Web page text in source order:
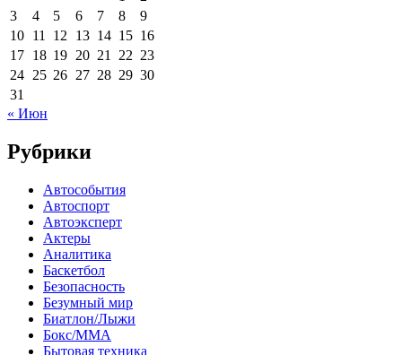
3
4 5 6 7 8
9
10 11 12 13 14 15 16
17 18 19 20 21 22 23
24 25 26 27 28 29 30
31
« Июн
Рубрики
Автособытия
Автоспорт
Автоэксперт
Актеры
Аналитика
Баскетбол
Безопасность
Безумный мир
Биатлон/Лыжи
Бокс/MMA
Бытовая техника